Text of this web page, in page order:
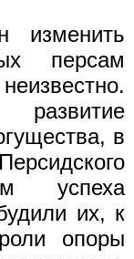
изменить
персам
в
успеха
их, к
опоры